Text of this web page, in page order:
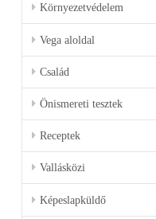
Környezetvédelem
Vega aloldal
Család
Önismereti tesztek
Receptek
Vallásközi
Képeslapküldő